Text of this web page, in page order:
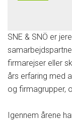
SNE & SNÖ er
firmarejser eller
års erfaring med
og firmagrupper,
Igennem årene